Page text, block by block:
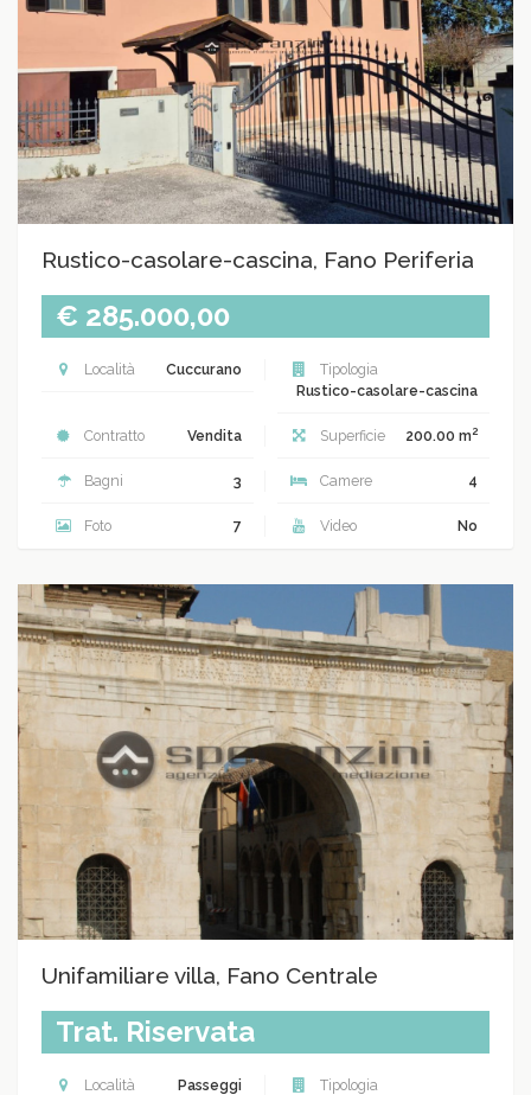
Rustico-casolare-cascina, Fano Periferia
€ 285.000,00
Località Cuccurano
Tipologia
Rustico-casolare-cascina
Contratto Vendita Superficie 200.00 m2
Bagni 3 Camere 4
Foto 7 Video No
Unifamiliare villa, Fano Centrale
Trat. Riservata
Località Passeggi
Tipologia